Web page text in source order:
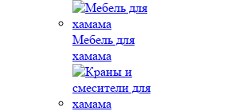
Мебель для
хамама